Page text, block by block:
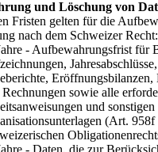
und Löschung von
Fristen gelten für die
nach dem Schweizer Recht:
- Aufbewahrungsfrist für
Eröffnungsbilanzen,
sowie alle
und sonstigen
(Art. 958f
- Daten, die zur